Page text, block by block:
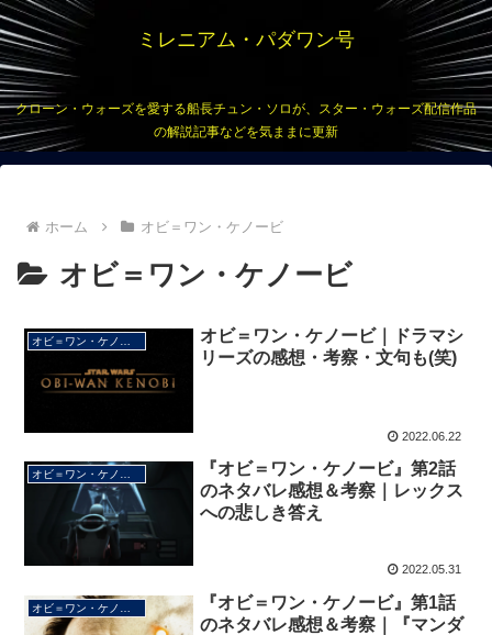
ミレニアム・パダワン号
クローン・ウォーズを愛する船長チュン・ソロが、スター・ウォーズ配信作品
の解説記事などを気ままに更新
ホーム オビ＝ワン・ケノービ
オビ＝ワン・ケノービ
オビ＝ワン・ケノービ｜ドラマシ
リーズの感想・考察・文句も(笑)
2022.06.22
オビ＝ワン・ケノービ
『オビ＝ワン・ケノービ』第2話
のネタバレ感想＆考察｜レックス
への悲しき答え
2022.05.31
『オビ＝ワン・ケノービ』第1話
のネタバレ感想＆考察｜『マンダ